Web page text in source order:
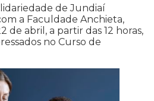
de Jundiaí
a Faculdade Anchieta,
de abril, a partir das 12 horas,
no Curso de